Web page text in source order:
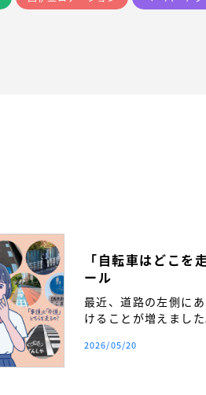
「自転車はどこを
ール
最近、道路の左側に
けることが増えまし
2026/05/20